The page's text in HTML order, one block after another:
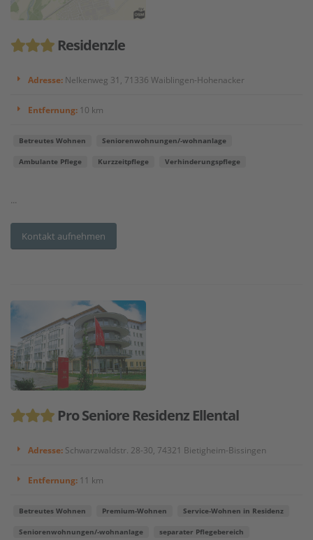
Residenzle
Adresse: Nelkenweg 31, 71336 Waiblingen-Hohenacker
Entfernung: 10 km
Betreutes Wohnen Seniorenwohnungen/-wohnanlage
Ambulante Pflege Kurzzeitpflege Verhinderungspflege
...
Kontakt aufnehmen
Pro Seniore Residenz Ellental
Adresse: Schwarzwaldstr. 28-30, 74321 Bietigheim-Bissingen
Entfernung: 11 km
Betreutes Wohnen Premium-Wohnen Service-Wohnen in Residenz
Seniorenwohnungen/-wohnanlage separater Pflegebereich